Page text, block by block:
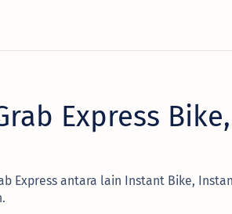
Express
Express antara lain Instant Bike,